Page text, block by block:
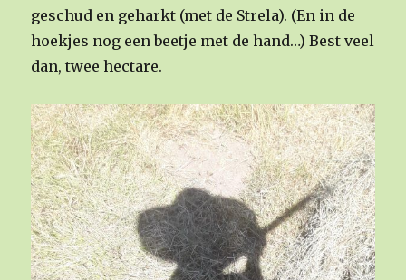
geschud en geharkt (met de Strela). (En in de
hoekjes nog een beetje met de hand…) Best veel
dan, twee hectare.